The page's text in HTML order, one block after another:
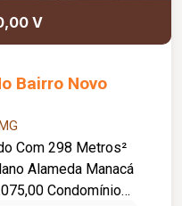
V
Bairro Novo
Com 298 Metros²
Alameda Manacá